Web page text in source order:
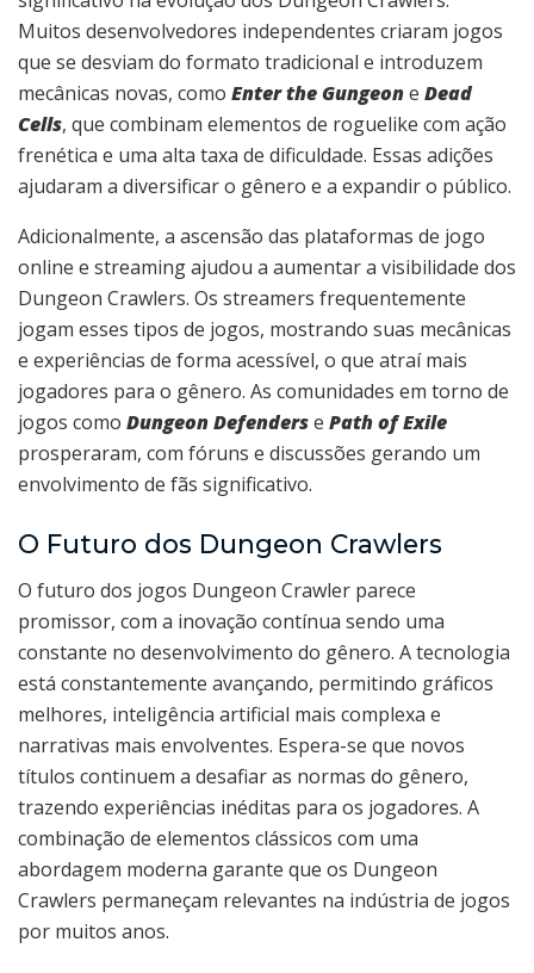
Muitos desenvolvedores independentes criaram jogos
que se desviam do formato tradicional e introduzem
mecânicas novas, como Enter the Gungeone Dead
Cells, que combinam elementos de roguelike com ação
frenética e uma alta taxa de dificuldade. Essas adições
ajudaram a diversificar o gênero e a expandir o público.
Adicionalmente, a ascensão das plataformas de jogo
online e streaming ajudou a aumentar a visibilidade dos
Dungeon Crawlers. Os streamers frequentemente
jogam esses tipos de jogos, mostrando suas mecânicas
e experiências de forma acessível, o que atraí mais
jogadores para o gênero. As comunidades em torno de
jogos como Dungeon Defenderse Path of Exile
prosperaram, com fóruns e discussões gerando um
envolvimento de fãs significativo.
O Futuro dos Dungeon Crawlers
O futuro dos jogos Dungeon Crawler parece
promissor, com a inovação contínua sendo uma
constante no desenvolvimento do gênero. A tecnologia
está constantemente avançando, permitindo gráficos
melhores, inteligência artificial mais complexa e
narrativas mais envolventes. Espera-se que novos
títulos continuem a desafiar as normas do gênero,
trazendo experiências inéditas para os jogadores. A
combinação de elementos clássicos com uma
abordagem moderna garante que os Dungeon
Crawlers permaneçam relevantes na indústria de jogos
por muitos anos.